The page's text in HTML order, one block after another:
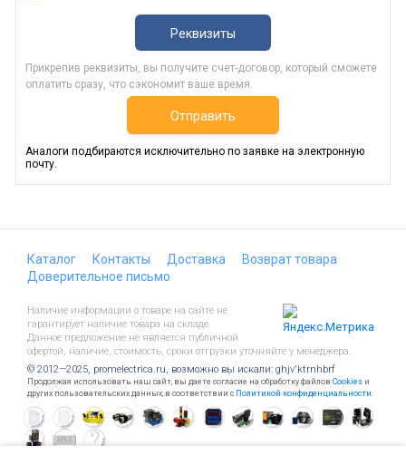
Реквизиты
Прикрепив реквизиты, вы получите счет-договор, который сможете
оплатить сразу, что сэкономит ваше время.
Отправить
Аналоги подбираются исключительно по заявке на электронную
почту.
Каталог Контакты Доставка
Возврат товара
Доверительное письмо
Наличие информации о товаре на сайте не
гарантирует наличие товара на складе.
Данное предложение не является публичной
офертой, наличие, стоимость, сроки отгрузки уточняйте у менеджера.
© 2012—2025, promelectrica.ru, возможно вы искали: ghjv'ktrnhbrf
Продолжая использовать наш сайт, вы даете согласие на обработку файлов Cookies и
других пользовательских данных, в соответствии с Политикой конфиденциальности.